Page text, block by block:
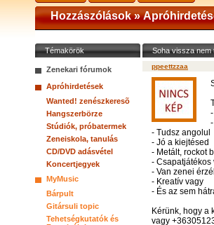
Hozzászólások »
Témakörök
Zenekari fórumok
Apróhirdetések
Wanted! zenészkeresõ
Hangszerbörze
Stúdiók, próbatermek
Zeneiskola, tanulás
CD/DVD adásvétel
Koncertjegyek
MyMusic
Bárpult
Gitársuli topic
Tehetségkutatók és
Soha vissza nem
ppeettzzaa
- Tudsz angolul
- Jó a kiejtésed
- Metált, rockot
- Csapatjátékos
- Van zenei
- Kreatív vagy
- És az sem
Kérünk, hogy a
vagy